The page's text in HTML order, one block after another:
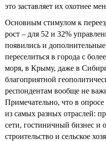
это заставляет их охотнее
Основным стимулом к
рост – для 52 и 32%
появились и
переселиться в города с
моря, в Крыму, даже в
благоприятной
респондентам вообще не
Примечательно, что в
из самых разных отраслей:
сети, гостиничный бизнес и
строительство и сельское